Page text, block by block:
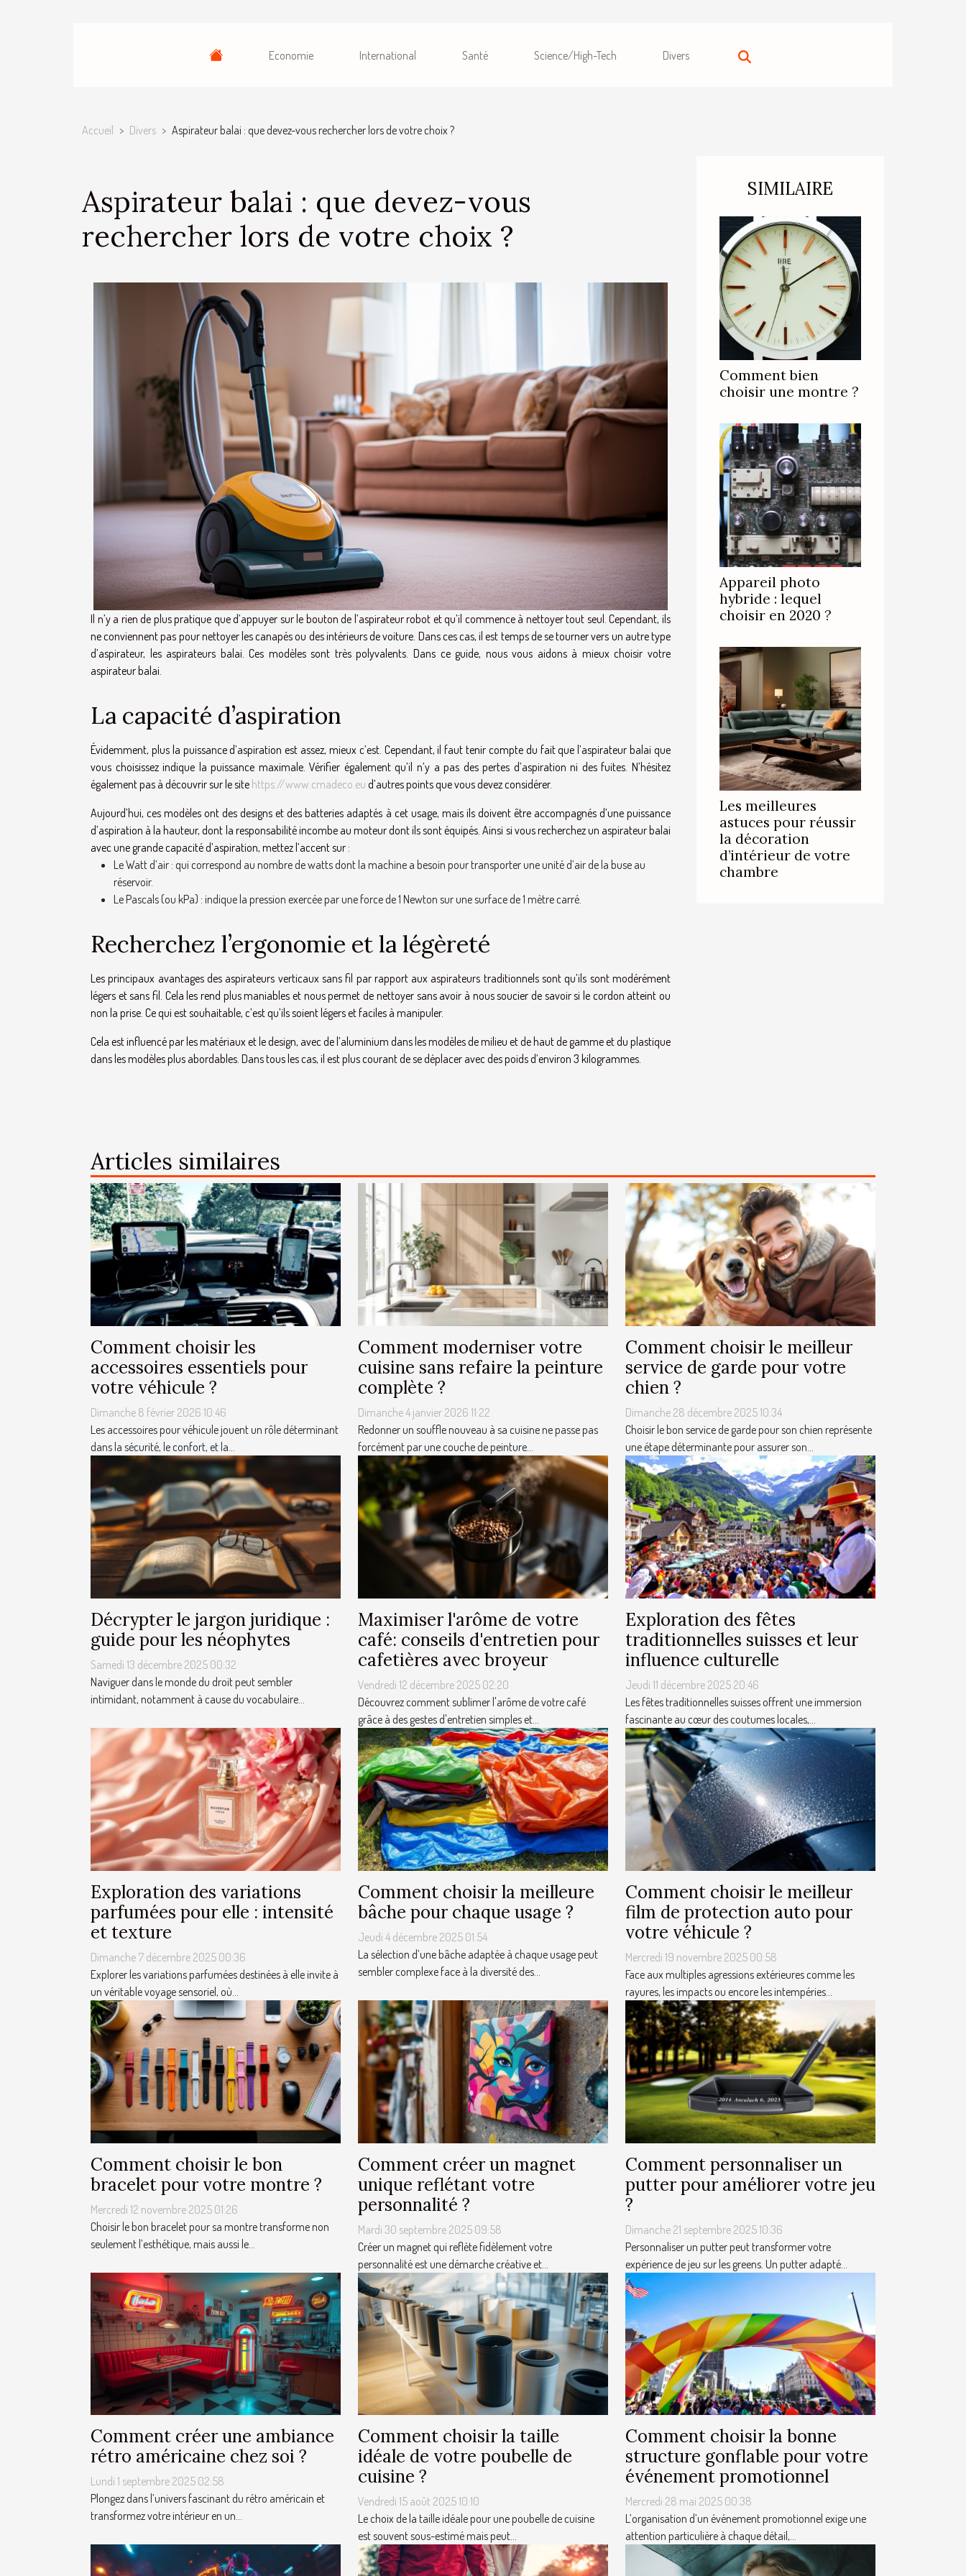
Economie International Santé Science/High-Tech Divers
Accueil Divers Aspirateur balai : que devez-vous rechercher lors de votre choix ?
Aspirateur balai : que devez-vous
rechercher lors de votre choix ?
Il n’y a rien de plus pratique que d’appuyer sur le bouton de l’aspirateur robot et qu’il commence à nettoyer tout seul. Cependant, ils
ne conviennent pas pour nettoyer les canapés ou des intérieurs de voiture. Dans ces cas, il est temps de se tourner vers un autre type
d’aspirateur, les aspirateurs balai. Ces modèles sont très polyvalents. Dans ce guide, nous vous aidons à mieux choisir votre
aspirateur balai.
La capacité d’aspiration
Évidemment, plus la puissance d’aspiration est assez, mieux c’est. Cependant, il faut tenir compte du fait que l’aspirateur balai que
vous choisissez indique la puissance maximale. Vérifier également qu’il n’y a pas des pertes d’aspiration ni des fuites. N’hésitez
également pas à découvrir sur le site https://www.cmadeco.eu d’autres points que vous devez considérer.
Aujourd’hui, ces modèles ont des designs et des batteries adaptés à cet usage, mais ils doivent être accompagnés d’une puissance
d’aspiration à la hauteur, dont la responsabilité incombe au moteur dont ils sont équipés. Ainsi si vous recherchez un aspirateur balai
avec une grande capacité d’aspiration, mettez l’accent sur :
Le Watt d’air : qui correspond au nombre de watts dont la machine a besoin pour transporter une unité d’air de la buse au
réservoir.
Le Pascals (ou kPa) : indique la pression exercée par une force de 1 Newton sur une surface de 1 mètre carré.
Recherchez l’ergonomie et la légèreté
Les principaux avantages des aspirateurs verticaux sans fil par rapport aux aspirateurs traditionnels sont qu’ils sont modérément
légers et sans fil. Cela les rend plus maniables et nous permet de nettoyer sans avoir à nous soucier de savoir si le cordon atteint ou
non la prise. Ce qui est souhaitable, c’est qu’ils soient légers et faciles à manipuler.
Cela est influencé par les matériaux et le design, avec de l’aluminium dans les modèles de milieu et de haut de gamme et du plastique
dans les modèles plus abordables. Dans tous les cas, il est plus courant de se déplacer avec des poids d’environ 3 kilogrammes.
SIMILAIRE
Comment bien
choisir une montre ?
Appareil photo
hybride : lequel
choisir en 2020 ?
Les meilleures
astuces pour réussir
la décoration
d’intérieur de votre
chambre
Articles similaires
Comment choisir les
accessoires essentiels pour
votre véhicule ?
Dimanche 8 février 2026 10:46
Les accessoires pour véhicule jouent un rôle déterminant
dans la sécurité, le confort, et la...
Comment moderniser votre
cuisine sans refaire la peinture
complète ?
Dimanche 4 janvier 2026 11:22
Redonner un souffle nouveau à sa cuisine ne passe pas
forcément par une couche de peinture...
Comment choisir le meilleur
service de garde pour votre
chien ?
Dimanche 28 décembre 2025 10:34
Choisir le bon service de garde pour son chien représente
une étape déterminante pour assurer son...
Décrypter le jargon juridique :
guide pour les néophytes
Samedi 13 décembre 2025 00:32
Naviguer dans le monde du droit peut sembler
intimidant, notamment à cause du vocabulaire...
Maximiser l'arôme de votre
café: conseils d'entretien pour
cafetières avec broyeur
Vendredi 12 décembre 2025 02:20
Découvrez comment sublimer l'arôme de votre café
grâce à des gestes d'entretien simples et...
Exploration des fêtes
traditionnelles suisses et leur
influence culturelle
Jeudi 11 décembre 2025 20:46
Les fêtes traditionnelles suisses offrent une immersion
fascinante au cœur des coutumes locales,...
Exploration des variations
parfumées pour elle : intensité
et texture
Dimanche 7 décembre 2025 00:36
Explorer les variations parfumées destinées à elle invite à
un véritable voyage sensoriel, où...
Comment choisir la meilleure
bâche pour chaque usage ?
Jeudi 4 décembre 2025 01:54
La sélection d’une bâche adaptée à chaque usage peut
sembler complexe face à la diversité des...
Comment choisir le meilleur
film de protection auto pour
votre véhicule ?
Mercredi 19 novembre 2025 00:58
Face aux multiples agressions extérieures comme les
rayures, les impacts ou encore les intempéries...
Comment choisir le bon
bracelet pour votre montre ?
Mercredi 12 novembre 2025 01:26
Choisir le bon bracelet pour sa montre transforme non
seulement l’esthétique, mais aussi le...
Comment créer un magnet
unique reflétant votre
personnalité ?
Mardi 30 septembre 2025 09:58
Créer un magnet qui reflète fidèlement votre
personnalité est une démarche créative et...
Comment personnaliser un
putter pour améliorer votre jeu
?
Dimanche 21 septembre 2025 10:36
Personnaliser un putter peut transformer votre
expérience de jeu sur les greens. Un putter adapté...
Comment créer une ambiance
rétro américaine chez soi ?
Lundi 1 septembre 2025 02:58
Plongez dans l’univers fascinant du rétro américain et
transformez votre intérieur en un...
Comment choisir la taille
idéale de votre poubelle de
cuisine ?
Vendredi 15 août 2025 10:10
Le choix de la taille idéale pour une poubelle de cuisine
est souvent sous-estimé mais peut...
Comment choisir la bonne
structure gonflable pour votre
événement promotionnel
Mercredi 28 mai 2025 00:38
L’organisation d’un événement promotionnel exige une
attention particulière à chaque détail,...